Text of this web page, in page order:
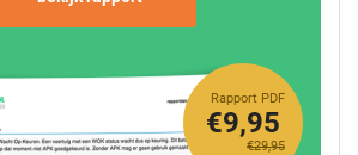
Rapport PDF
€29,95
€9,95